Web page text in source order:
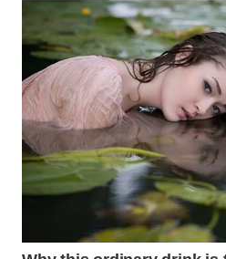
WN
SURABAYA
WN
NATUNA
WN
BINTAN
MANDALIKA